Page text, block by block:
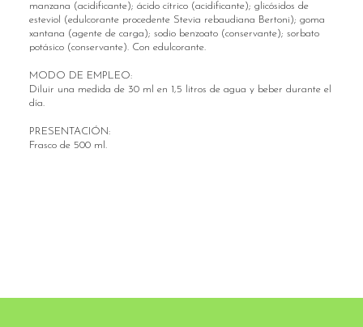
manzana (acidificante); ácido cítrico (acidificante); glicósidos de
esteviol (edulcorante procedente Stevia rebaudiana Bertoni); goma
xantana (agente de carga); sodio benzoato (conservante); sorbato
potásico (conservante). Con edulcorante.
MODO DE EMPLEO:
Diluir una medida de 30 ml en 1,5 litros de agua y beber durante el
día.
PRESENTACIÓN:
Frasco de 500 ml.